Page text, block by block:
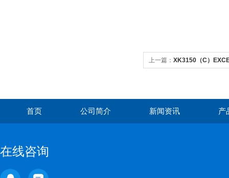
上一篇： XK3150（C）
首页 公司简介 新闻资讯 产
在线咨询